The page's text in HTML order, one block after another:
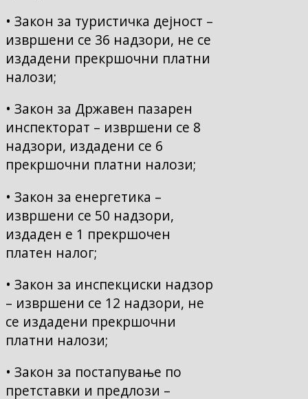
• Закон за туристичка дејност –
извршени се 36 надзори, не се
издадени прекршочни платни
налози;
• Закон за Државен пазарен
инспекторат – извршени се 8
надзори, издадени се 6
прекршочни платни налози;
• Закон за енергетика –
извршени се 50 надзори,
издаден е 1 прекршочен
платен налог;
• Закон за инспекциски надзор
– извршени се 12 надзори, не
се издадени прекршочни
платни налози;
• Закон за постапување по
претставки и предлози –